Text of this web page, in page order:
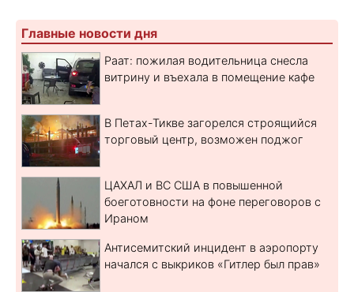
Главные новости дня
Раат: пожилая водительница снесла
витрину и въехала в помещение кафе
В Петах-Тикве загорелся строящийся
торговый центр, возможен поджог
ЦАХАЛ и ВС США в повышенной
боеготовности на фоне переговоров с
Ираном
Антисемитский инцидент в аэропорту
начался с выкриков «Гитлер был прав»